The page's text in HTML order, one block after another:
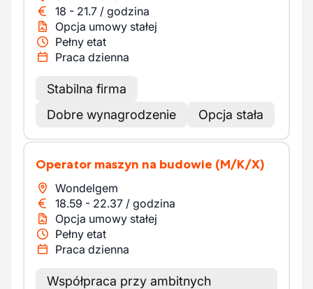
18 - 21.7 / godzina
Opcja umowy stałej
Pełny etat
Praca dzienna
Stabilna firma
Dobre wynagrodzenie
Opcja stała
Operator maszyn na budowie (M/K/X)
Wondelgem
18.59 - 22.37 / godzina
Opcja umowy stałej
Pełny etat
Praca dzienna
Współpraca przy ambitnych